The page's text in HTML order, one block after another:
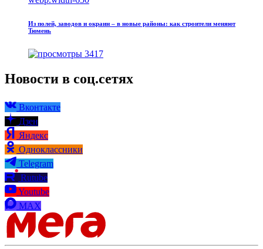
Из полей, заводов и окраин – в новые районы: как строители меняют
Тюмень
3417
Новости в соц.сетях
Вконтакте
Дзен
Яндекс
Одноклассники
Telegram
Rutube
Youtube
MAX